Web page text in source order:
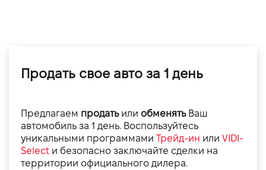
Продать свое авто за 1 день
Предлагаем продатьили обменятьВаш
автомобиль за 1 день. Воспользуйтесь
уникальными программами Трейд-ин или VIDI-
Select и безопасно заключайте сделки на
территории официального дилера.